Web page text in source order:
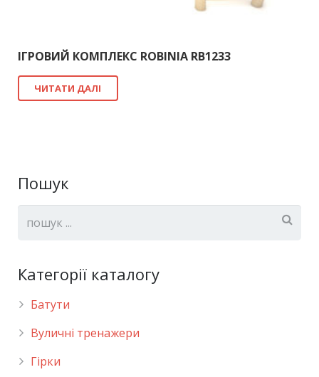
ІГРОВИЙ КОМПЛЕКС ROBINIA RB1233
ЧИТАТИ ДАЛІ
Пошук
Категорії каталогу
Батути
Вуличні тренажери
Гірки